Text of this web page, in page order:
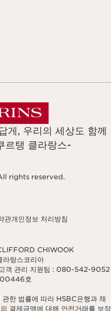
게, 우리의 세상도 함께
르탱 클라랑스-
rights reserved.
관개인정보 처리방침
CHIWOOK
라랑스코리아
객 관리 지원팀 : 080-542-9052
00446호
한 법률에 따라 HSBC은행과 채
결제금액에 대해 안전거래를 보장